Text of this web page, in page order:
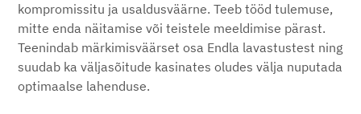
kompromissitu ja usaldusväärne. Teeb tööd tulemuse,
mitte enda näitamise või teistele meeldimise pärast.
Teenindab märkimisväärset osa Endla lavastustest ning
suudab ka väljasõitude kasinates oludes välja nuputada
optimaalse lahenduse.